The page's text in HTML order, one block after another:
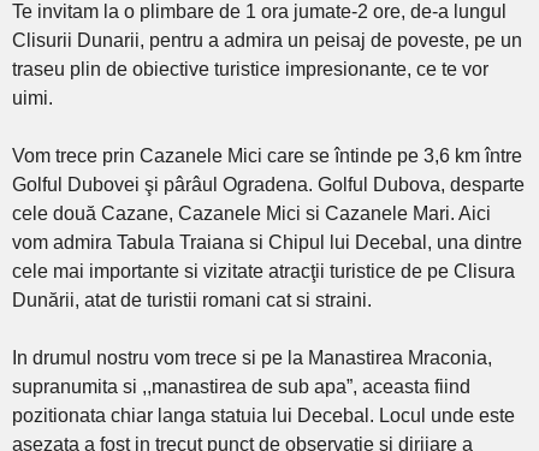
Te invitam la o plimbare de 1 ora jumate-2 ore, de-a lungul
Clisurii Dunarii, pentru a admira un peisaj de poveste, pe un
traseu plin de obiective turistice impresionante, ce te vor
uimi.
Vom trece prin Cazanele Mici care se întinde pe 3,6 km între
Golful Dubovei şi pârâul Ogradena. Golful Dubova, desparte
cele două Cazane, Cazanele Mici si Cazanele Mari. Aici
vom admira Tabula Traiana si Chipul lui Decebal, una dintre
cele mai importante si vizitate atracţii turistice de pe Clisura
Dunării, atat de turistii romani cat si straini.
In drumul nostru vom trece si pe la Manastirea Mraconia,
supranumita si ,,manastirea de sub apa”, aceasta fiind
pozitionata chiar langa statuia lui Decebal. Locul unde este
asezata a fost in trecut punct de observatie si dirijare a